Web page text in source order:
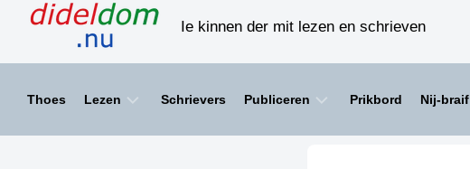
Ie kinnen der mit lezen en schrieven
Thoes Lezen Schrievers Publiceren Prikbord Nij-braif